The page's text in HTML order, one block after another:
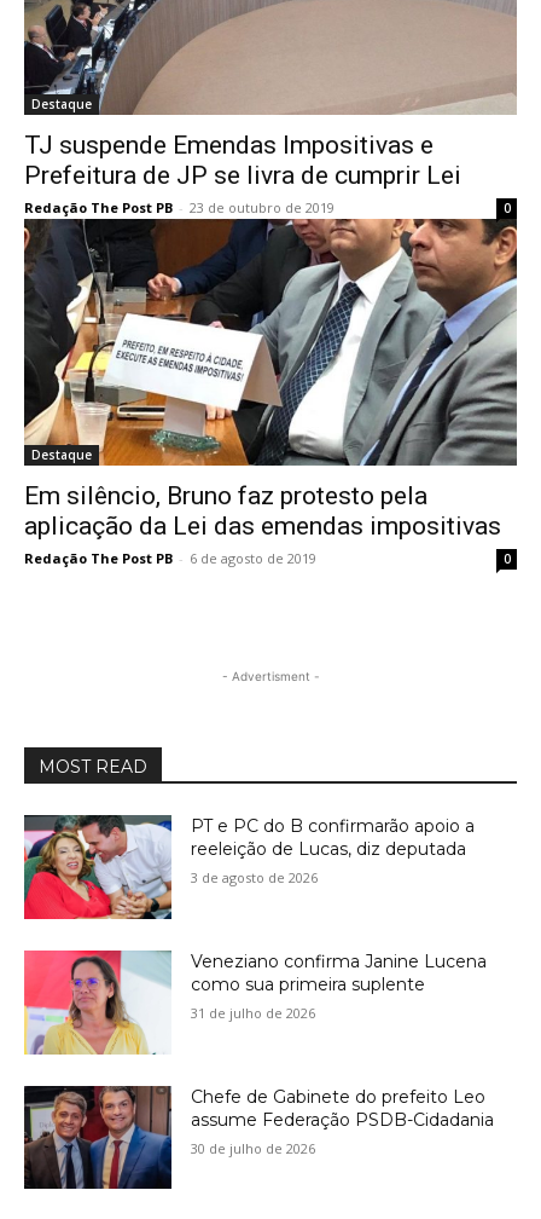
Destaque
TJ suspende Emendas Impositivas e
Prefeitura de JP se livra de cumprir Lei
Redação The Post PB - 23 de outubro de 2019 0
Destaque
Em silêncio, Bruno faz protesto pela
aplicação da Lei das emendas impositivas
Redação The Post PB - 6 de agosto de 2019 0
- Advertisment -
MOST READ
PT e PC do B confirmarão apoio a
reeleição de Lucas, diz deputada
3 de agosto de 2026
Veneziano confirma Janine Lucena
como sua primeira suplente
31 de julho de 2026
Chefe de Gabinete do prefeito Leo
assume Federação PSDB-Cidadania
30 de julho de 2026